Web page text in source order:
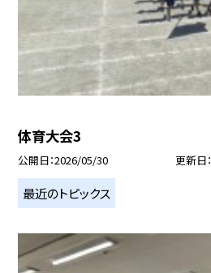
体育大会3
公開日 2026/05/30 更新日
最近のトピックス